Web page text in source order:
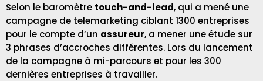
Selon le baromètre touch-and-lead, qui a mené une
campagne de telemarketing ciblant 1300 entreprises
pour le compte d’un assureur, a mener une étude sur
3 phrases d’accroches différentes. Lors du lancement
de la campagne à mi-parcours et pour les 300
dernières entreprises à travailler.